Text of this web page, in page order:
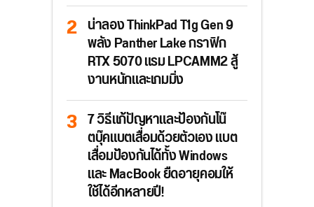
น่าลอง ThinkPad T1g Gen 9
พลัง Panther Lake กราฟิก
RTX 5070 แรม LPCAMM2 สู้
งานหนักและเกมมิ่ง
7 วิธีแก้ปัญหาและป้องกันโน๊
ตบุ๊คแบตเสื่อมด้วยตัวเอง แบต
เสื่อมป้องกันได้ทั้ง Windows
และ MacBook ยืดอายุคอมให้
ใช้ได้อีกหลายปี!